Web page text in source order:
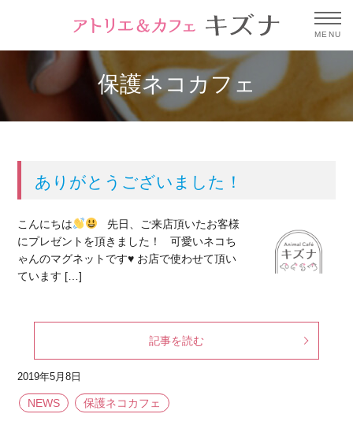
MENU
保護ネコカフェ
ありがとうございました！
こんにちは
先日、ご来店頂いたお客様
にプレゼントを頂きました！ 可愛いネコち
ゃんのマグネットです♥️ お店で使わせて頂い
ています […]
記事を読む
2019年5月8日
NEWS 保護ネコカフェ